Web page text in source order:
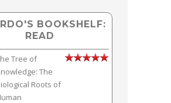
BOOKSHELF:
READ
Tree of
The
Roots of